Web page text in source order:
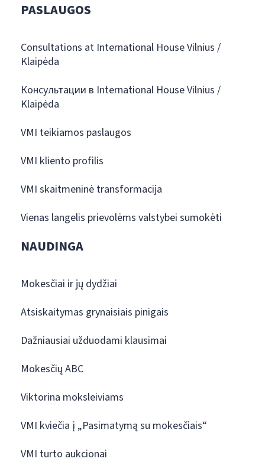
PASLAUGOS
Consultations at International House Vilnius /
Klaipėda
Консультации в International House Vilnius /
Klaipėda
VMI teikiamos paslaugos
VMI kliento profilis
VMI skaitmeninė transformacija
Vienas langelis prievolėms valstybei sumokėti
NAUDINGA
Mokesčiai ir jų dydžiai
Atsiskaitymas grynaisiais pinigais
Dažniausiai užduodami klausimai
Mokesčių ABC
Viktorina moksleiviams
VMI kviečia į „Pasimatymą su mokesčiais“
VMI turto aukcionai